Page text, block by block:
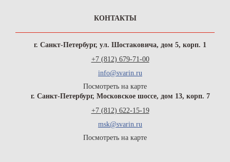
КОНТАКТЫ
г. Санкт-Петербург, ул. Шостаковича, дом 5, корп. 1
+7 (812) 679-71-00
info@svarin.ru
Посмотреть на карте
г. Санкт-Петербург, Московское шоссе, дом 13, корп. 7
+7 (812) 622-15-19
msk@svarin.ru
Посмотреть на карте